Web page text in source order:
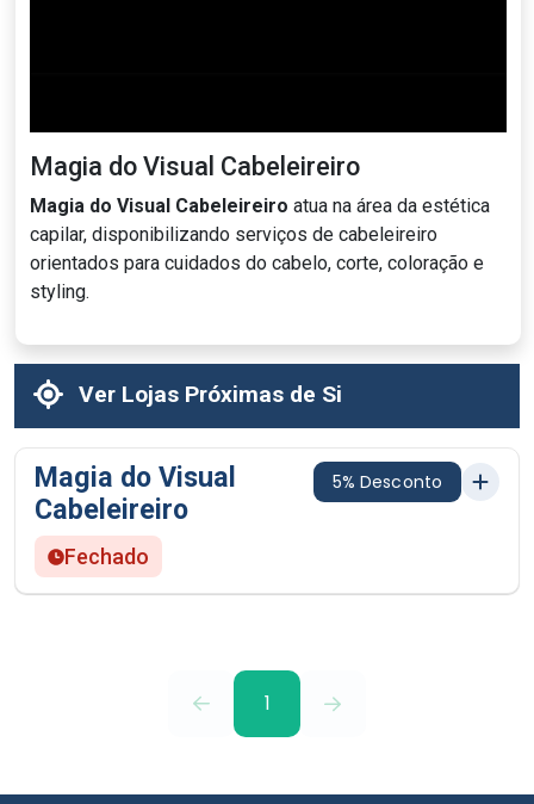
Magia do Visual Cabeleireiro
Magia do Visual Cabeleireiro atua na área da estética
capilar, disponibilizando serviços de cabeleireiro
orientados para cuidados do cabelo, corte, coloração e
styling.
Ver Lojas Próximas de Si
Magia do Visual
Cabeleireiro
5% Desconto
Fechado
1